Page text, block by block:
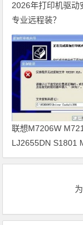
2026年打印机驱动
专业远程装？
联想M7206W
LJ2655DN S1801
机驱动安装